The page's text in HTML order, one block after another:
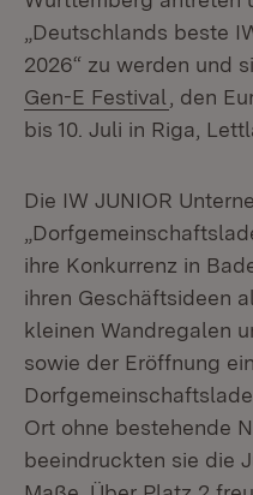
„Deutschlands beste
2026“ zu werden und
Gen-E Festival (Öffnet
, den
bis 10. Juli in Riga,
Die IW JUNIOR
ihre Konkurrenz in
ihren Geschäftsideen
kleinen Wandregalen
sowie der Eröffnung
Ort ohne bestehende
beeindruckten sie die